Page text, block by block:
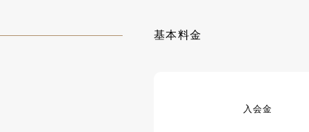
基本料金
入会金